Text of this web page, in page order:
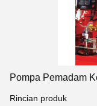
Pompa Pemadam
Rincian produk